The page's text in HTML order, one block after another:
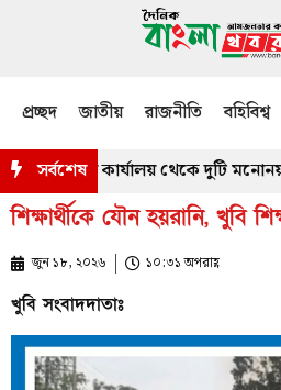
প্রচ্ছদ জাতীয় রাজনীতি বহিবিশ্ব
সর্বশেষ
কর্মকর্তার কার্যালয় থেকে দুটি
শিক্ষার্থীকে যৌন হয়রানি, খুবি
জুন ১৮, ২০২৬ ১০:৩১ অপরাহ্ণ
খুবি সংবাদদাতাঃ